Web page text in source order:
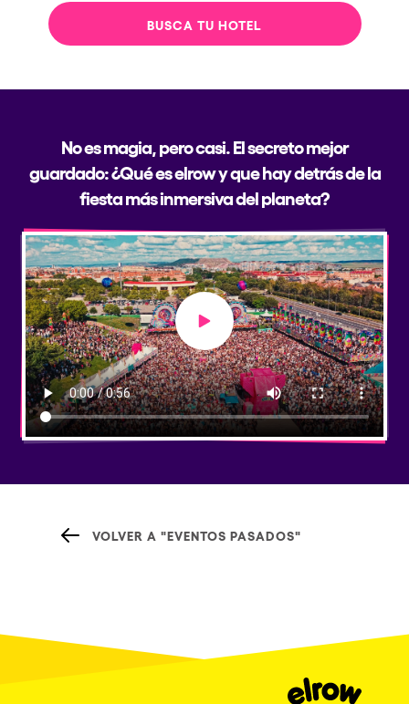
BUSCA TU HOTEL
No es magia, pero casi. El secreto mejor
guardado: ¿Qué es elrow y que hay detrás de la
fiesta más inmersiva del planeta?
Play video
VOLVER A "EVENTOS PASADOS"